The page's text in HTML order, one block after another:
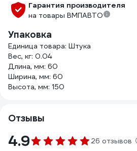
Гарантия производителя
на товары ВМПАВТО
Упаковка
Единица товара: Штука
Вес, кг: 0.04
Длина, мм: 60
Ширина, мм: 60
Высота, мм: 150
Отзывы
4.9 26 отзывов